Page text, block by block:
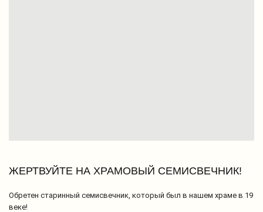
ЖЕРТВУЙТЕ НА ХРАМОВЫЙ СЕМИСВЕЧНИК!
Обретен старинный семисвечник, который был в нашем храме в 19
веке!